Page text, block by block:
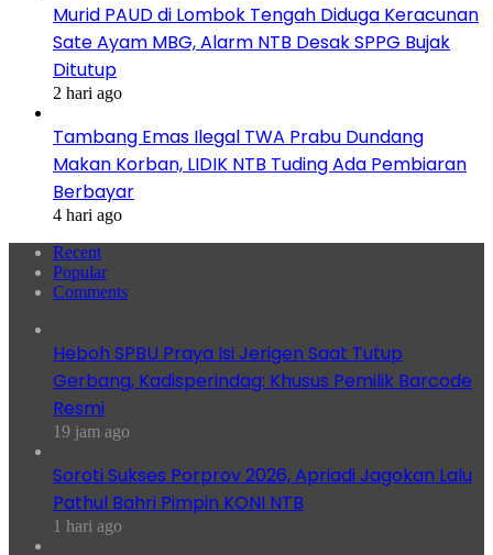
Murid PAUD di Lombok Tengah Diduga Keracunan
Sate Ayam MBG, Alarm NTB Desak SPPG Bujak
Ditutup
2 hari ago
Tambang Emas Ilegal TWA Prabu Dundang
Makan Korban, LIDIK NTB Tuding Ada Pembiaran
Berbayar
4 hari ago
Recent
Popular
Comments
Heboh SPBU Praya Isi Jerigen Saat Tutup
Gerbang, Kadisperindag: Khusus Pemilik Barcode
Resmi
19 jam ago
Soroti Sukses Porprov 2026, Apriadi Jagokan Lalu
Pathul Bahri Pimpin KONI NTB
1 hari ago